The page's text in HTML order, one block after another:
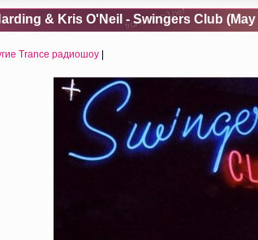
& Kris O'Neil - Swingers Club (May
Trance радиошоу |